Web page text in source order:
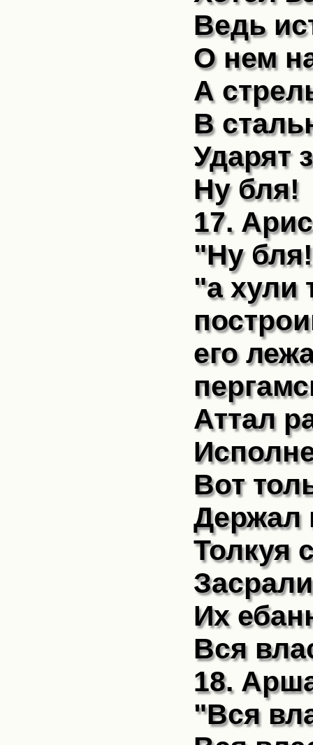
Ведь
О нем
А
В
Ударят
Ну бля!
17.
"Ну
"а хули
его
Аттал
Вот
Держал
Толкуя
Их
Вся
18.
"Вся